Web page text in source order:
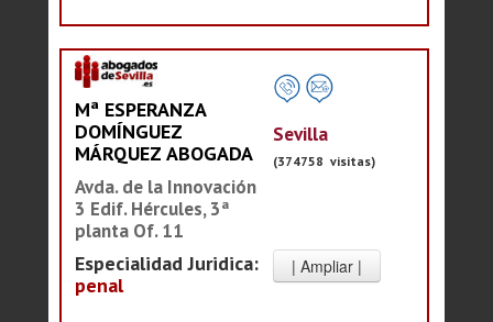
Mª ESPERANZA
DOMÍNGUEZ
MÁRQUEZ ABOGADA
Avda. de la Innovación
3 Edif. Hércules, 3ª
planta Of. 11
Especialidad Juridica:
penal
Sevilla
(374758 visitas)